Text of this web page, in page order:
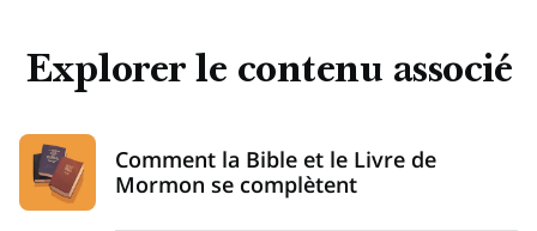
Explorer le contenu associé
Comment la Bible et le Livre de
Mormon se complètent